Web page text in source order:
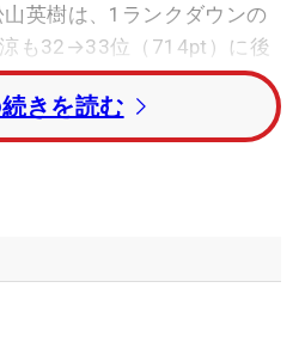
英樹は、1ランクダウンの
も32→33位（714pt）に後
憲聖は157位。中島啓太は
ロン・ヤング（米国）がキ
トリック（イングランド）
きを読む